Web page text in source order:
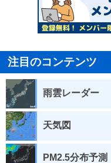
注目のコンテンツ
雨雲レーダー
天気図
PM2.5分布予測